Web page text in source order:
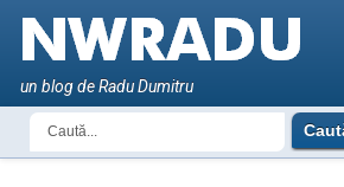
un blog de Radu Dumitru